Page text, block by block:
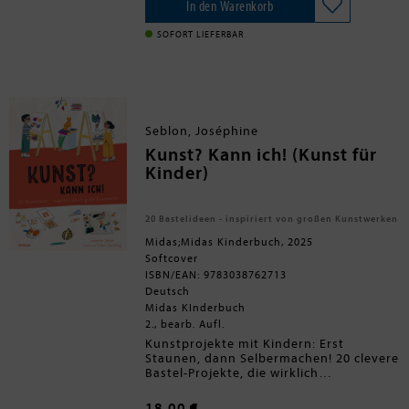
wichtigesKindersachbuch ab 10
Jahren, das fokussiert und ehrlich
über denHolocaust, die Nazi-
Grundschulkinder und die
Sekundarstufe, das aufs
Wesentliche fokussiert,
geprüft
Hinweis: Dieses Buch behandelt die
Inhalten vertraut zu machen und zu
entscheiden, ob das Buch für Ihr
Kind geeignet ist.
In den Warenkorb
SOFORT LIEFERBAR
Seblon, Joséphine
Kunst? Kann ich! (Kunst für
Kinder)
20 Bastelideen - inspiriert von großen Kunstwerken
Midas;Midas Kinderbuch, 2025
Softcover
ISBN/EAN: 9783038762713
Deutsch
Midas KInderbuch
2., bearb. Aufl.
Kunstprojekte mit Kindern: Erst
Staunen, dann Selbermachen! 20 clevere
Bastel-Projekte, die wirklich
kreativen Gestalten für Eltern und